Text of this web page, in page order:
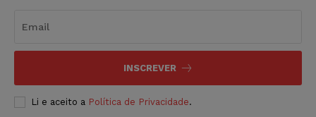
INSCREVER
Li e aceito a Política de Privacidade.